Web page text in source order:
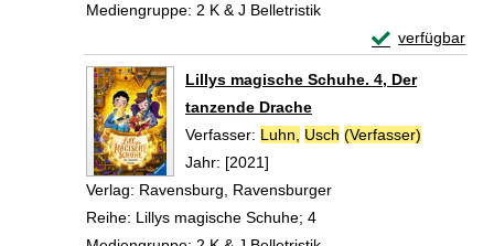
Mediengruppe: 2 K & J Belletristik
verfügbar
Exemplar-
Lillys magische Schuhe. 4, Der
tanzende Drache
Verfasser: Luhn, Usch (Verfasser)
Jahr: [2021]
Verlag: Ravensburg, Ravensburger
Reihe: Lillys magische Schuhe; 4